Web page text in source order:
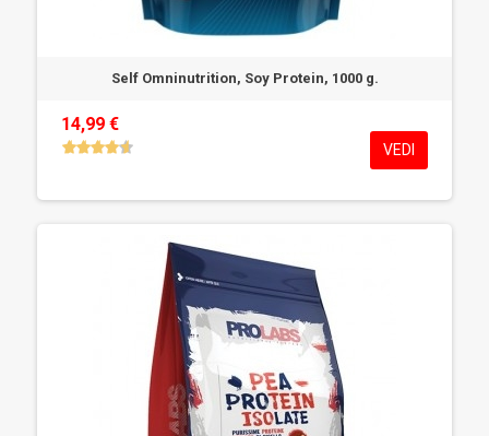
Self Omninutrition, Soy Protein, 1000 g.
14,99 €
VEDI